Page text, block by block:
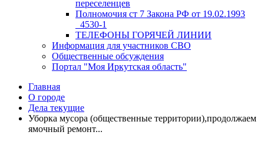
переселенцев
Полномочия ст 7 Закона РФ от 19.02.1993
_4530-1
ТЕЛЕФОНЫ ГОРЯЧЕЙ ЛИНИИ
Информация для участников СВО
Общественные обсуждения
Портал "Моя Иркутская область"
Главная
О городе
Дела текущие
Уборка мусора (общественные территории),продолжаем
ямочный ремонт...